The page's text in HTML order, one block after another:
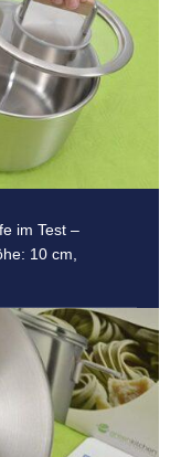
im Test –
10 cm,